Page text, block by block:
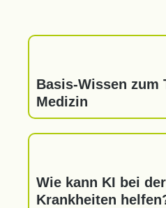
Basis-Wissen zum
Medizin
Wie kann KI bei
Krankheiten